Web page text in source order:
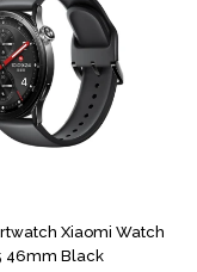
Xiaomi Watch
46mm Black